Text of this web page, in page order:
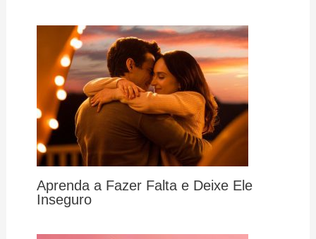
Aprenda a Fazer Falta e Deixe Ele
Inseguro